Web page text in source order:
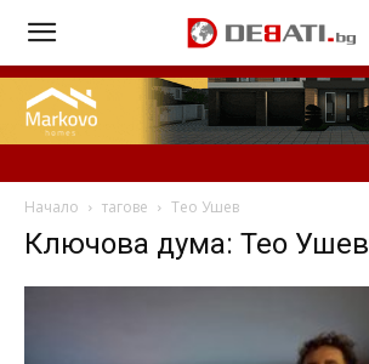
Начало тагове Тео Ушев
Ключова дума: Тео Ушев